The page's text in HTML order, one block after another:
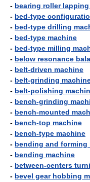
- bearing roller
- bed-type
- bed-type drilling
- bed-type machine
- bed-type milling
- below resonance
- belt-driven machine
- belt-grinding
- belt-polishing
- bench-grinding
- bench-mounted
- bench-top machine
- bench-type machine
- bending and forming
- bending machine
- between-centers
- bevel gear hobbing